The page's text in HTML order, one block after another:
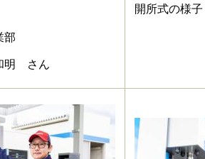
部
明 さん
開所式の様子